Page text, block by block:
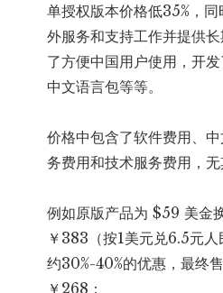
单授权版本价格低35%，
外服务和支持工作并提供
了方便中国用户使用，开发
中文语言包等等。
价格中包含了软件费用、
务费用和技术服务费用，无
例如原版产品为 $59 美金
￥383（按1美元兑6.5元
约30%-40%的优惠，最终
￥268；